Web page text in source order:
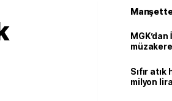
müzakere
Sıfır
milyon